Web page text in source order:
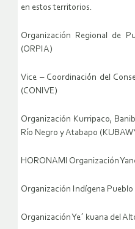
en estos territorios.
Organización Regional de
(ORPIA)
Vice – Coordinación del
(CONIVE)
Organización Kurripaco,
Río Negro y Atabapo
HORONAMI Organización
Organización Indígena
Organización Ye´ kuana del